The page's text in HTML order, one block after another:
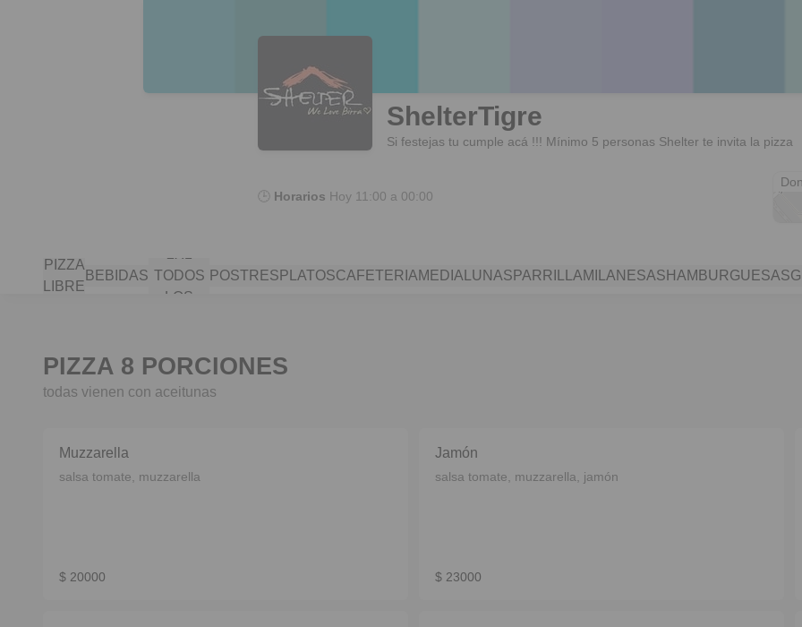
ShelterTigre
Si festejas tu cumple acá !!! Mínimo 5 personas Shelter te invita la pizza
🕒 Horarios Hoy 11:00 a 00:00
PIZZA
LIBRE
BEBIDAS TODOS
LOS
POSTRES PLATOSCAFETERIA MEDIALUNAS PARRILLA MILANESAS HAMBURGUESAS
PIZZA 8 PORCIONES
todas vienen con aceitunas
Muzzarella
salsa tomate, muzzarella
$ 20000
Jamón
salsa tomate, muzzarella, jamón
$ 23000